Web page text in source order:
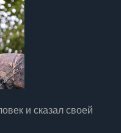
и сказал своей